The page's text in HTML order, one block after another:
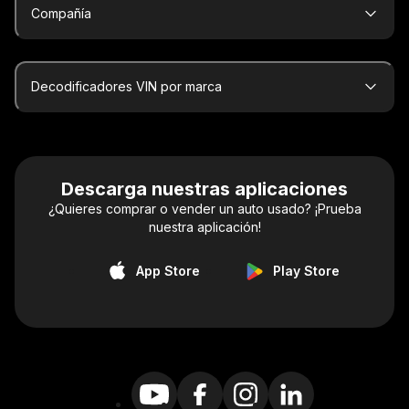
Compañía
Decodificadores VIN por marca
Descarga nuestras aplicaciones
¿Quieres comprar o vender un auto usado? ¡Prueba
nuestra aplicación!
App Store Play Store